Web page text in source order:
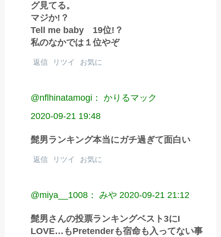
グ見てる。
マジか!？
Tell me baby 19位!？
私のなかでは１位やぞ
返信 リツイ お気に
@nflhinatamogi： かりるマック
2020-09-21 19:48
髭男ランキング本当にガチ過ぎて面白い
返信 リツイ お気に
@miya__1008： みや 2020-09-21 21:12
髭男さんの投票ランキングベスト3にI
LOVE…もPretenderも宿命も入ってない事